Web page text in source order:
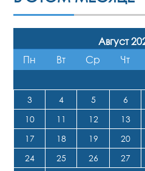
Август
Пн
Вт Ср Чт
3
4 5 6
10
11 12 13
17
18 19 20
24
25 26 27